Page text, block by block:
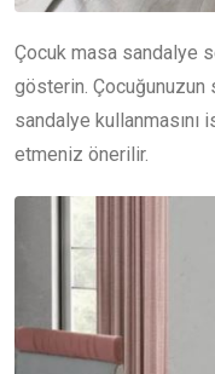
Çocuk masa sandalye
gösterin. Çocuğunuzun
sandalye kullanmasını
etmeniz önerilir.